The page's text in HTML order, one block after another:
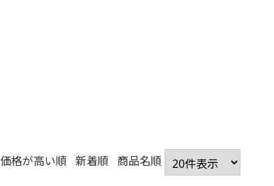
価格が高い順 新着順 商品名順